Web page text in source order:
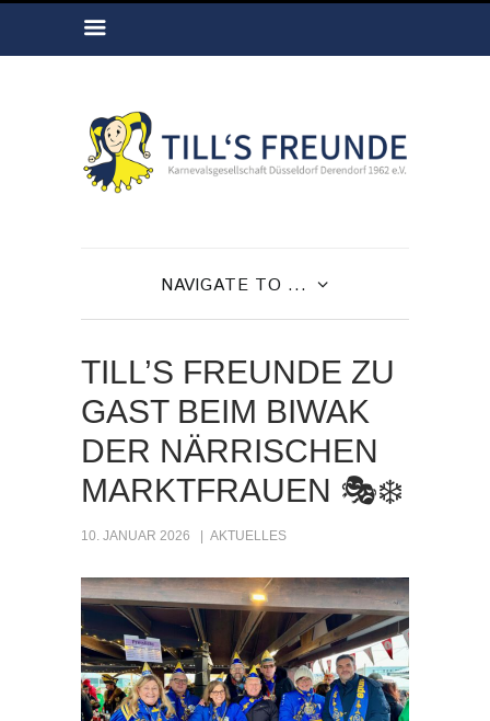
NAVIGATE TO ...
TILL’S FREUNDE ZU
GAST BEIM BIWAK
DER NÄRRISCHEN
MARKTFRAUEN 🎭❄️
10. JANUAR 2026 AKTUELLES